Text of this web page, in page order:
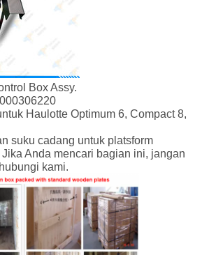
Box Assy.
Haulotte Optimum 6, Compact 8,
suku cadang untuk platsform
Anda mencari bagian ini, jangan
kami.